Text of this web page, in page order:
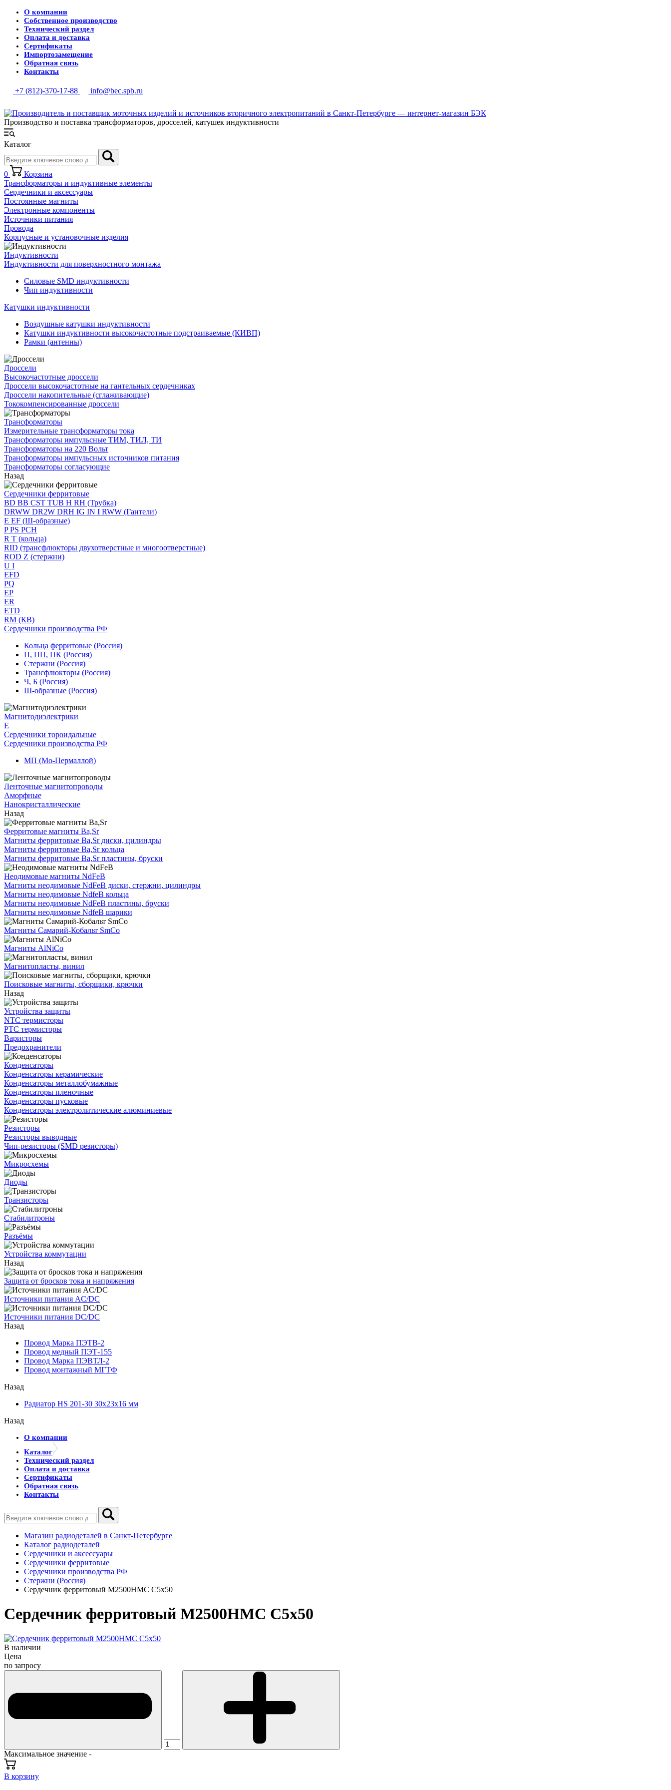
О компании
Собственное производство
Технический раздел
Оплата и доставка
Сертификаты
Импортозамещение
Обратная связь
Контакты
+7 (812)-370-17-88 info@bec.spb.ru
Производство и поставка трансформаторов, дросселей, катушек индуктивности
Каталог
0
Корзина
Трансформаторы и индуктивные элементы
Сердечники и аксессуары
Постоянные магниты
Электронные компоненты
Источники питания
Провода
Корпусные и установочные изделия
Индуктивности
Индуктивности для поверхностного монтажа
Силовые SMD индуктивности
Чип индуктивности
Катушки индуктивности
Воздушные катушки индуктивности
Катушки индуктивности высокочастотные подстраиваемые (КИВП)
Рамки (антенны)
Дроссели
Высокочастотные дроссели
Дроссели высокочастотные на гантельных сердечниках
Дроссели накопительные (сглаживающие)
Тококомпенсированные дроссели
Трансформаторы
Измерительные трансформаторы тока
Трансформаторы импульсные ТИМ, ТИЛ, ТИ
Трансформаторы на 220 Вольт
Трансформаторы импульсных источников питания
Трансформаторы согласующие
Назад
Сердечники ферритовые
BD BB CST TUB H RH (Трубка)
DRWW DR2W DRH IG IN I RWW (Гантели)
E EF (Ш-образные)
P PS PCH
R T (кольца)
RID (трансфлюкторы двухотверстные и многоотверстные)
ROD Z (стержни)
U I
EFD
PQ
EP
ER
ETD
RM (КВ)
Сердечники производства РФ
Кольца ферритовые (Россия)
П, ПП, ПК (Россия)
Стержни (Россия)
Трансфлюкторы (Россия)
Ч, Б (Россия)
Ш-образные (Россия)
Магнитодиэлектрики
E
Сердечники тороидальные
Сердечники производства РФ
МП (Мо-Пермаллой)
Ленточные магнитопроводы
Аморфные
Нанокристаллические
Назад
Ферритовые магниты Ba,Sr
Магниты ферритовые Ba,Sr диски, цилиндры
Магниты ферритовые Ba,Sr кольца
Магниты ферритовые Ba,Sr пластины, бруски
Неодимовые магниты NdFeB
Магниты неодимовые NdFeB диски, стержни, цилиндры
Магниты неодимовые NdfeB кольца
Магниты неодимовые NdFeB пластины, бруски
Магниты неодимовые NdfeB шарики
Магниты Самарий-Кобальт SmCo
Магниты AlNiCo
Магнитопласты, винил
Поисковые магниты, сборщики, крючки
Назад
Устройства защиты
NTC термисторы
PTC термисторы
Варисторы
Предохранители
Конденсаторы
Конденсаторы керамические
Конденсаторы металлобумажные
Конденсаторы пленочные
Конденсаторы пусковые
Конденсаторы электролитические алюминиевые
Резисторы
Резисторы выводные
Чип-резисторы (SMD резисторы)
Микросхемы
Диоды
Транзисторы
Стабилитроны
Разъёмы
Устройства коммутации
Назад
Защита от бросков тока и напряжения
Источники питания AC/DC
Источники питания DC/DC
Назад
Провод Марка ПЭТВ-2
Провод медный ПЭТ-155
Провод Марка ПЭВТЛ-2
Провод монтажный МГТФ
Назад
Радиатор HS 201-30 30х23х16 мм
Назад
О компании
Каталог
Технический раздел
Оплата и доставка
Сертификаты
Обратная связь
Контакты
Магазин радиодеталей в Санкт-Петербурге
Каталог радиодеталей
Сердечники и аксессуары
Сердечники ферритовые
Сердечники производства РФ
Стержни (Россия)
Сердечник ферритовый М2500НМС С5х50
Сердечник ферритовый М2500НМС С5х50
В наличии
Цена
по запросу
Максимальное значение -
В корзину